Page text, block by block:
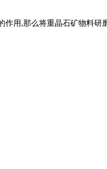
用,那么将重晶石矿物料